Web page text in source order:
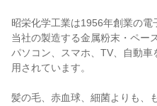
昭栄化学工業は1956年創業の電
当社の製造する金属粉末・ペー
パソコン、スマホ、TV、自動
用されています。
髪の毛、赤血球、細菌よりも、